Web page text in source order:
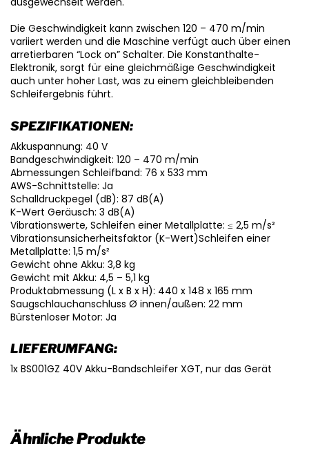
Die Geschwindigkeit kann zwischen 120 – 470 m/min
variiert werden und die Maschine verfügt auch über einen
arretierbaren “Lock on” Schalter. Die Konstanthalte-
Elektronik, sorgt für eine gleichmäßige Geschwindigkeit
auch unter hoher Last, was zu einem gleichbleibenden
Schleifergebnis führt.
SPEZIFIKATIONEN:
Akkuspannung: 40 V
Bandgeschwindigkeit: 120 – 470 m/min
Abmessungen Schleifband: 76 x 533 mm
AWS-Schnittstelle: Ja
Schalldruckpegel (dB): 87 dB(A)
K-Wert Geräusch: 3 dB(A)
Vibrationswerte, Schleifen einer Metallplatte: ≤ 2,5 m/s²
Vibrationsunsicherheitsfaktor (K-Wert)Schleifen einer
Metallplatte: 1,5 m/s²
Gewicht ohne Akku: 3,8 kg
Gewicht mit Akku: 4,5 – 5,1 kg
Produktabmessung (L x B x H): 440 x 148 x 165 mm
Saugschlauchanschluss Ø innen/außen: 22 mm
Bürstenloser Motor: Ja
LIEFERUMFANG:
1x BS001GZ 40V Akku-Bandschleifer XGT, nur das Gerät
Ähnliche Produkte